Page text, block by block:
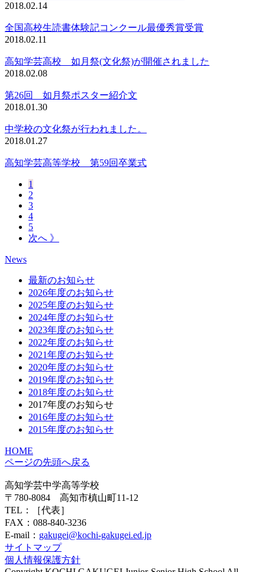
2018.02.14
全国高校生読書体験記コンクール最優秀賞受賞
2018.02.11
高知学芸高校 如月祭(文化祭)が開催されました
2018.02.08
第26回 如月祭ポスター紹介文
2018.01.30
中学校の文化祭が行われました。
2018.01.27
高知学芸高等学校 第59回卒業式
1
2
3
4
5
次へ 》
News
最新のお知らせ
2026年度のお知らせ
2025年度のお知らせ
2024年度のお知らせ
2023年度のお知らせ
2022年度のお知らせ
2021年度のお知らせ
2020年度のお知らせ
2019年度のお知らせ
2018年度のお知らせ
2017年度のお知らせ
2016年度のお知らせ
2015年度のお知らせ
HOME
ページの先頭へ戻る
高知学芸中学高等学校
〒780-8084 高知市槙山町11-12
TEL：
［代表］
FAX：088-840-3236
E-mail： gakugei@kochi-gakugei.ed.jp
サイトマップ
個人情報保護方針